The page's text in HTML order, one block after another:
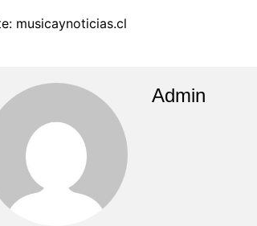
musicaynoticias.cl
Admin